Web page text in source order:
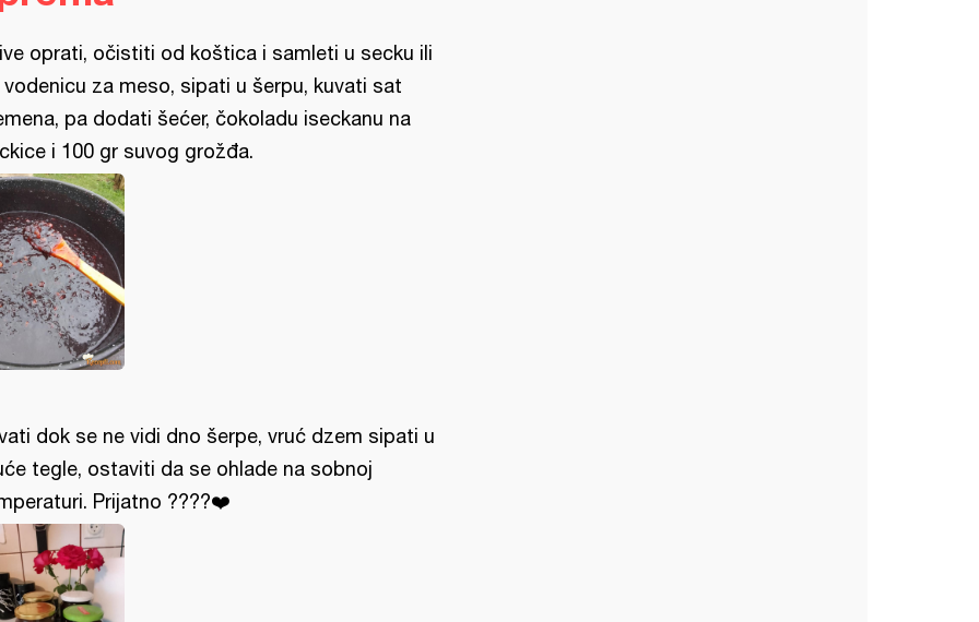
oprati, očistiti od koštica i samleti u secku ili
vodenicu za meso, sipati u šerpu, kuvati sat
pa dodati šećer, čokoladu iseckanu na
i 100 gr suvog grožđa.
dok se ne vidi dno šerpe, vruć dzem sipati u
tegle, ostaviti da se ohlade na sobnoj
Prijatno ????❤️